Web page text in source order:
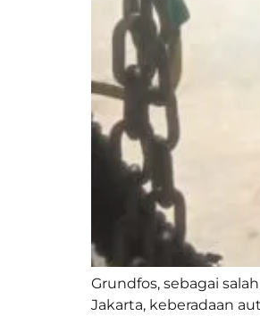
Grundfos, sebagai
Jakarta, keberadaan